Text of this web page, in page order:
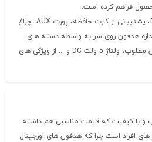
فراهم کرده است.
پخش موزیک، مکالمه، رادیو FM، پشتیبانی از کارت حافظه، پورت AUX، چراغ
هدفون روی سر به واسطه دسته های
کشویی، فرمان صوتی، صدای باس مطلوب، ولتاژ 5 ولت DC و ... از ویژگی های
و با کیفیت که قیمت مناسبی هم داشته
افراد است چرا که هدفون های اورجینال